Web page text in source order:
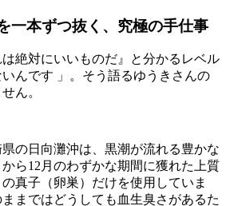
一本ずつ抜く、究極の手仕事
は絶対にいいものだ』と分かるレベル
んです 」。そう語るゆうきさんの
ん。
県の日向灘沖は、黒潮が流れる豊かな
ら12月のわずかな期間に獲れた上質
真子（卵巣）だけを使用していま
まではどうしても血生臭さがあるた